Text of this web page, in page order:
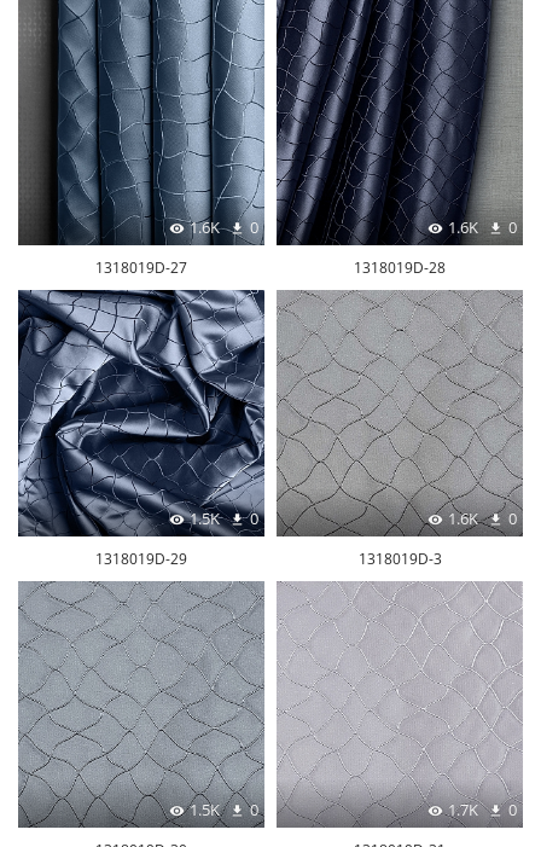
1.6K 0
1318019D-27
1.6K 0
1318019D-28
1.5K 0
1318019D-29
1.6K 0
1318019D-3
1.5K 0 1.7K 0